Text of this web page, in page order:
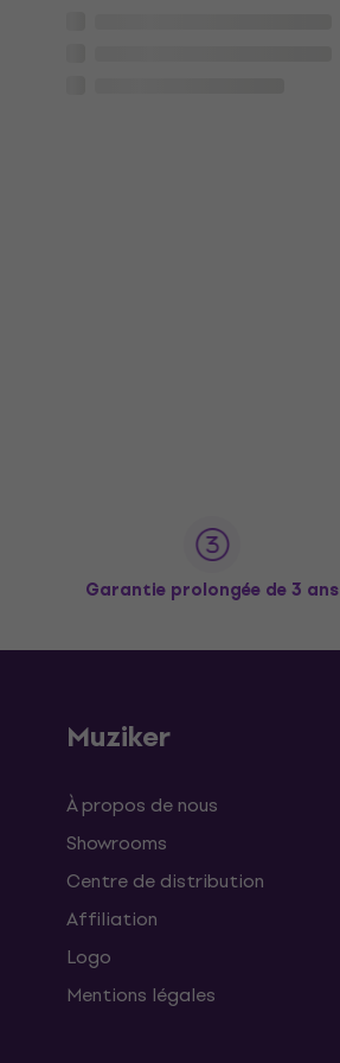
Garantie prolongée de 3 ans
Muziker
À propos de nous
Showrooms
Centre de distribution
Affiliation
Logo
Mentions légales